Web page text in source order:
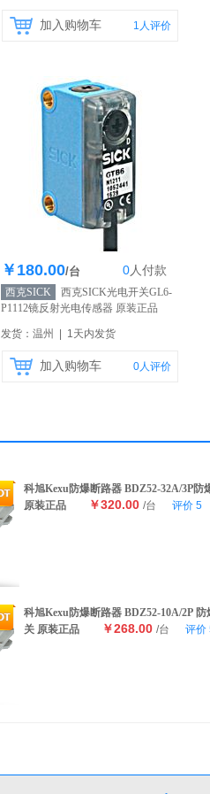
加入购物车 1 人评价
库存200个
￥180.00/台 0人付款
西克SICK
西克SICK光电开关GL6-
P1112镜反射光电传感器 原装正品
发货：温州 | 1天内发货
加入购物车 0人评价
科旭Kexu防爆断路器 BDZ52-32A/3P防
原装正品
￥320.00 /台 评价 5
科旭Kexu防爆断路器 BDZ52-10A/2P 防
关 原装正品
￥268.00 /台 评价